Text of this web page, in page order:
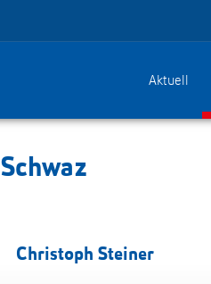
Aktuell
Christoph Steiner